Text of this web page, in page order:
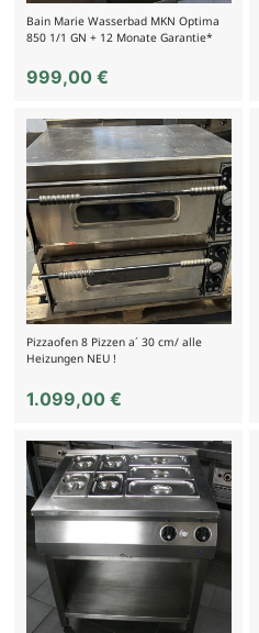
Bain Marie Wasserbad MKN Optima
850 1/1 GN + 12 Monate Garantie*
999,00 €
Pizzaofen 8 Pizzen a´ 30 cm/ alle
Heizungen NEU !
1.099,00 €